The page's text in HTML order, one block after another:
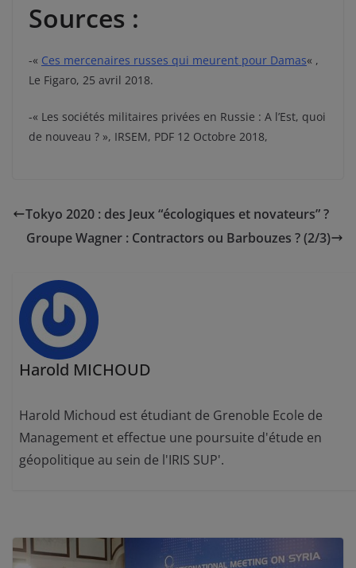
Sources :
-« Ces mercenaires russes qui meurent pour Damas« ,
Le Figaro, 25 avril 2018.
-« Les sociétés militaires privées en Russie : A l’Est, quoi
de nouveau ? », IRSEM, PDF 12 Octobre 2018,
Tokyo 2020 : des Jeux “écologiques et novateurs” ?
Groupe Wagner : Contractors ou Barbouzes ? (2/3)
Harold MICHOUD
Harold Michoud est étudiant de Grenoble Ecole de
Management et effectue une poursuite d'étude en
géopolitique au sein de l'IRIS SUP'.